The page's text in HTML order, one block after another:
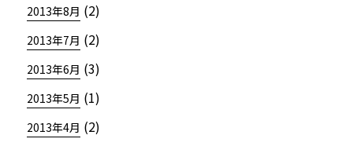
2013年8月 (2)
2013年7月 (2)
2013年6月 (3)
2013年5月 (1)
2013年4月 (2)